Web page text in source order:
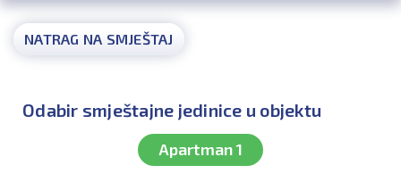
NATRAG NA SMJEŠTAJ
Odabir smještajne jedinice u objektu
Apartman 1